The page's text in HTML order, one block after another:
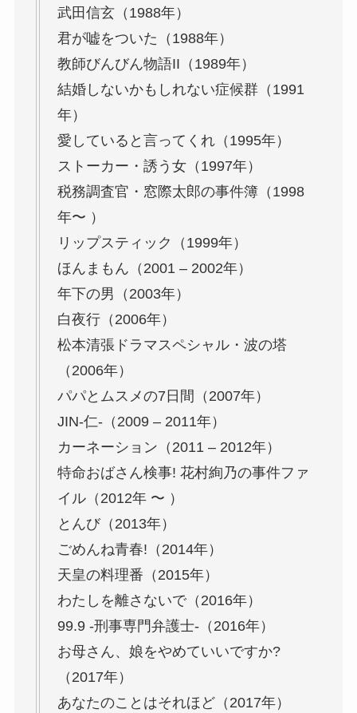
武田信玄（1988年）
君が嘘をついた（1988年）
教師びんびん物語II（1989年）
結婚しないかもしれない症候群（1991
年）
愛していると言ってくれ（1995年）
ストーカー・誘う女（1997年）
税務調査官・窓際太郎の事件簿（1998
年〜 ）
リップスティック（1999年）
ほんまもん（2001 – 2002年）
年下の男（2003年）
白夜行（2006年）
松本清張ドラマスペシャル・波の塔
（2006年）
パパとムスメの7日間（2007年）
JIN-仁-（2009 – 2011年）
カーネーション（2011 – 2012年）
特命おばさん検事! 花村絢乃の事件ファ
イル（2012年 〜 ）
とんび（2013年）
ごめんね青春!（2014年）
天皇の料理番（2015年）
わたしを離さないで（2016年）
99.9 -刑事専門弁護士-（2016年）
お母さん、娘をやめていいですか?
（2017年）
あなたのことはそれほど（2017年）